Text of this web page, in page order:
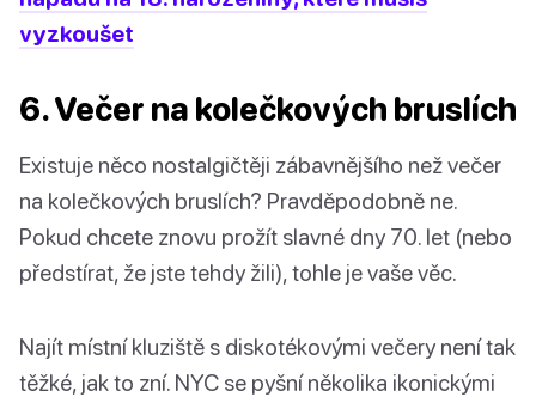
vyzkoušet
6. Večer na kolečkových bruslích
Existuje něco nostalgičtěji zábavnějšího než večer
na kolečkových bruslích? Pravděpodobně ne.
Pokud chcete znovu prožít slavné dny 70. let (nebo
předstírat, že jste tehdy žili), tohle je vaše věc.
Najít místní kluziště s diskotékovými večery není tak
těžké, jak to zní. NYC se pyšní několika ikonickými